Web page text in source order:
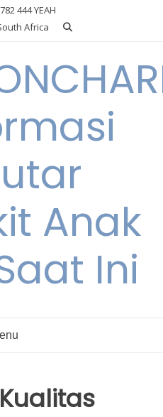
444 YEAH
Africa
Anak
Ini